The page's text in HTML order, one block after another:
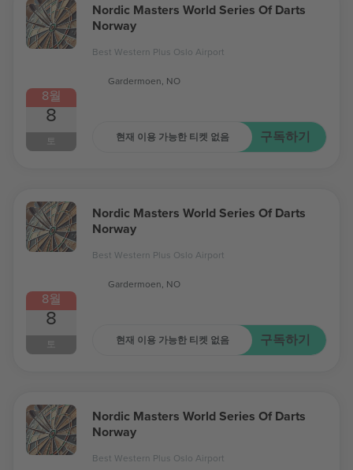
8월
8
토
Nordic Masters World Series Of Darts
Norway
Best Western Plus Oslo Airport
Gardermoen, NO
현재 이용 가능한 티켓 없음 구독하기
8월
8
토
Nordic Masters World Series Of Darts
Norway
Best Western Plus Oslo Airport
Gardermoen, NO
현재 이용 가능한 티켓 없음 구독하기
Nordic Masters World Series Of Darts
Norway
Best Western Plus Oslo Airport